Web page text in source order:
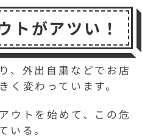
p
b
o
a
r
d
c
k
e
t
トがアツい！
、外出自粛などでお店
く変わっています。
ウトを始めて、この危
いる。